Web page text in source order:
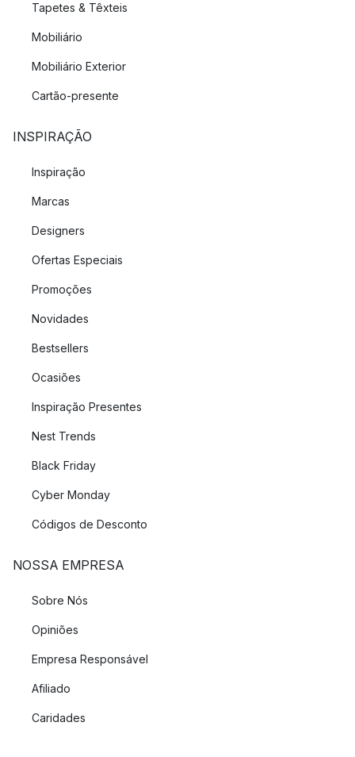
Tapetes & Têxteis
Mobiliário
Mobiliário Exterior
Cartão-presente
INSPIRAÇÃO
Inspiração
Marcas
Designers
Ofertas Especiais
Promoções
Novidades
Bestsellers
Ocasiões
Inspiração Presentes
Nest Trends
Black Friday
Cyber Monday
Códigos de Desconto
NOSSA EMPRESA
Sobre Nós
Opiniões
Empresa Responsável
Afiliado
Caridades